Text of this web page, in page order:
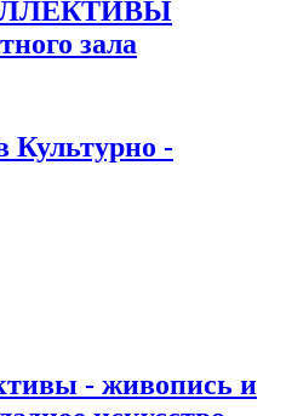
зала
Культурно -
- живопись и